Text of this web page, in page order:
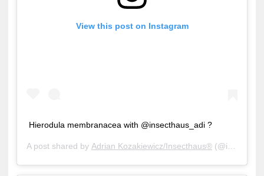
View this post on Instagram
Hierodula membranacea with @insecthaus_adi ?
A post shared by Adrian Kozakiewicz/Insecthaus® (@insecthaus_adi) on